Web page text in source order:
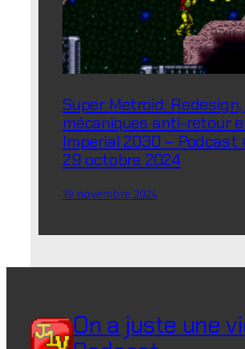
Super Metroid:
mécaniques anti-retour
Imperial 2030 – Podcast
29 octobre 2024
19 novembre 2024
On a juste une